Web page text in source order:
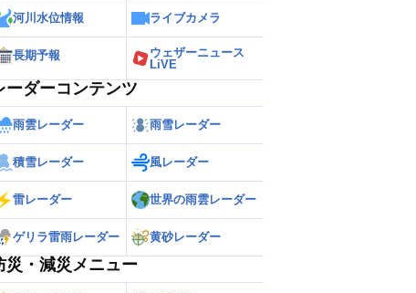
河川水位情報 ライブカメラ
長期予報
ウェザーニュース
LiVE
ーダーコンテンツ
雨雲レーダー 雨雪レーダー
積雪レーダー 風レーダー
雷レーダー 世界の雨雲レーダー
ゲリラ雷雨レーダー 黄砂レーダー
災・減災メニュー